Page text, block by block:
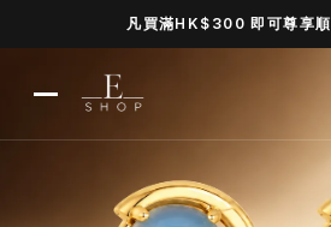
凡買滿HK$300 即可尊享
Open navigation menu